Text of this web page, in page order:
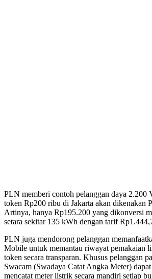
PLN memberi contoh pelanggan daya 2.200
token Rp200 ribu di Jakarta akan dikenakan
Artinya, hanya Rp195.200 yang dikonversi
setara sekitar 135 kWh dengan tarif
PLN juga mendorong pelanggan
Mobile untuk memantau riwayat pemakaian
token secara transparan. Khusus pelanggan
Swacam (Swadaya Catat Angka Meter)
mencatat meter listrik secara mandiri setiap